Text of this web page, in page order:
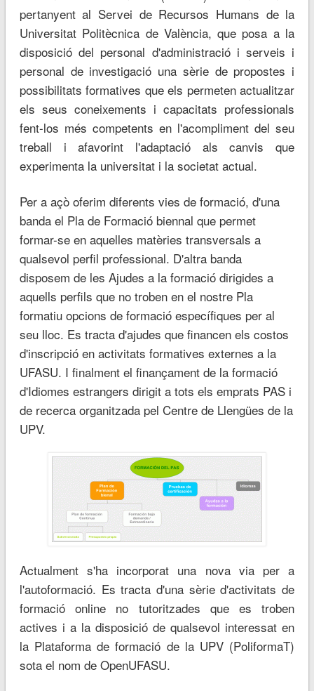
pertanyent al Servei de Recursos Humans de la
Universitat Politècnica de València, que posa a la
disposició del personal d'administració i serveis i
personal de investigació una sèrie de propostes i
possibilitats formatives que els permeten actualitzar
els seus coneixements i capacitats professionals
fent-los més competents en l'acompliment del seu
treball i afavorint l'adaptació als canvis que
experimenta la universitat i la societat actual.
Per a açò oferim diferents vies de formació, d'una
banda el Pla de Formació biennal que permet
formar-se en aquelles matèries transversals a
qualsevol perfil professional. D'altra banda
disposem de les Ajudes a la formació dirigides a
aquells perfils que no troben en el nostre Pla
formatiu opcions de formació específiques per al
seu lloc. Es tracta d'ajudes que financen els costos
d'inscripció en activitats formatives externes a la
UFASU. I finalment el finançament de la formació
d'Idiomes estrangers dirigit a tots els emprats PAS i
de recerca organitzada pel Centre de Llengües de la
UPV.
Actualment s'ha incorporat una nova via per a
l'autoformació. Es tracta d'una sèrie d'activitats de
formació online no tutoritzades que es troben
actives i a la disposició de qualsevol interessat en
la Plataforma de formació de la UPV (PoliformaT)
sota el nom de OpenUFASU.